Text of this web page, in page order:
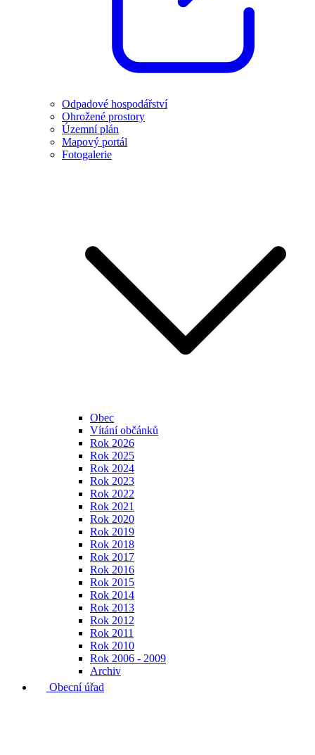
Odpadové hospodářství
Ohrožené prostory
Územní plán
Mapový portál
Fotogalerie
Obec
Vítání občánků
Rok 2026
Rok 2025
Rok 2024
Rok 2023
Rok 2022
Rok 2021
Rok 2020
Rok 2019
Rok 2018
Rok 2017
Rok 2016
Rok 2015
Rok 2014
Rok 2013
Rok 2012
Rok 2011
Rok 2010
Rok 2006 - 2009
Archiv
Obecní úřad